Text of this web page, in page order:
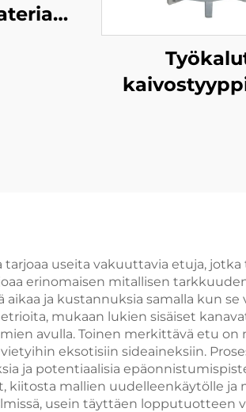
useita vakuuttavia etuja,
erinomaisen mitallisen
aikaa ja kustannuksia samalla kun
mukaan lukien sisäiset
avulla. Toinen merkittävä etu on
eksotisiin sideaineksiin.
ja potentiaalisia
kiitosta mallien uudelleenkäytölle
usein täyttäen lopputuotteen